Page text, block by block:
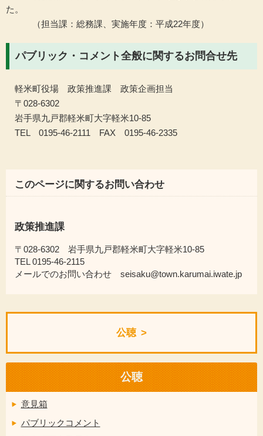
た。
（担当課：総務課、実施年度：平成22年度）
パブリック・コメント全般に関するお問合せ先
軽米町役場 政策推進課 政策企画担当
〒028-6302
岩手県九戸郡軽米町大字軽米10-85
TEL 0195-46-2111 FAX 0195-46-2335
このページに関するお問い合わせ
政策推進課
〒028-6302 岩手県九戸郡軽米町大字軽米10-85
TEL 0195-46-2115
メールでのお問い合わせ seisaku@town.karumai.iwate.jp
公聴
公聴
意見箱
パブリックコメント